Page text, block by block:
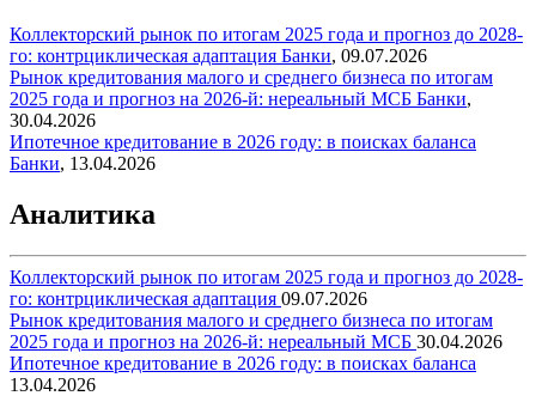
Коллекторский рынок по итогам 2025 года и прогноз до 2028-
го: контрциклическая адаптация Банки, 09.07.2026
Рынок кредитования малого и среднего бизнеса по итогам
2025 года и прогноз на 2026-й: нереальный МСБ Банки,
30.04.2026
Ипотечное кредитование в 2026 году: в поисках баланса
Банки, 13.04.2026
Аналитика
Коллекторский рынок по итогам 2025 года и прогноз до 2028-
го: контрциклическая адаптация 09.07.2026
Рынок кредитования малого и среднего бизнеса по итогам
2025 года и прогноз на 2026-й: нереальный МСБ 30.04.2026
Ипотечное кредитование в 2026 году: в поисках баланса
13.04.2026